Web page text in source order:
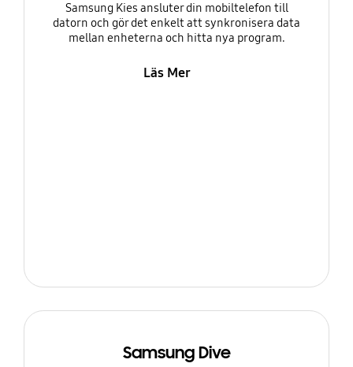
Samsung Kies ansluter din mobiltelefon till
datorn och gör det enkelt att synkronisera data
mellan enheterna och hitta nya program.
Läs Mer
Samsung Dive